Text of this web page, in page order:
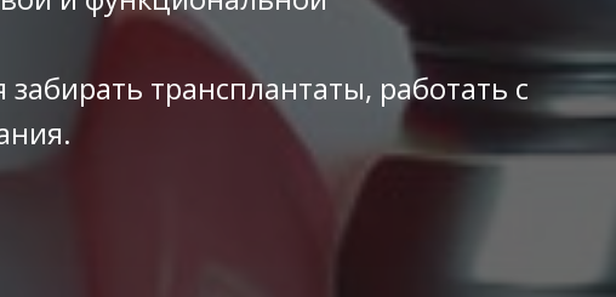
трансплантаты, работать с